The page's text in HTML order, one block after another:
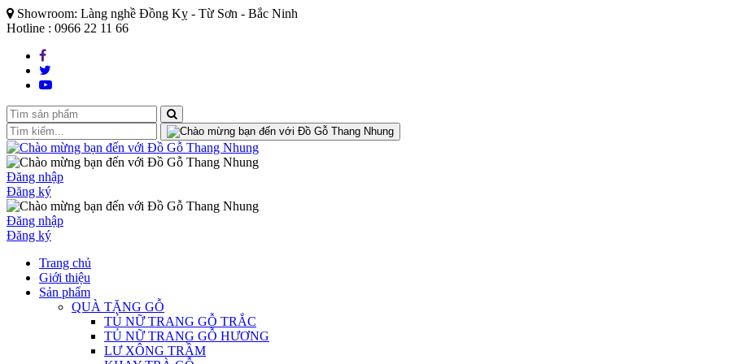
Showroom: Làng nghề Đồng Kỵ - Từ Sơn - Bắc Ninh
Hotline : 0966 22 11 66
Đăng nhập
Đăng ký
Đăng nhập
Đăng ký
Trang chủ
Giới thiệu
Sản phẩm
QUÀ TẶNG GỖ
TỦ NỮ TRANG GỖ TRẮC
TỦ NỮ TRANG GỖ HƯƠNG
LƯ XÔNG TRẦM